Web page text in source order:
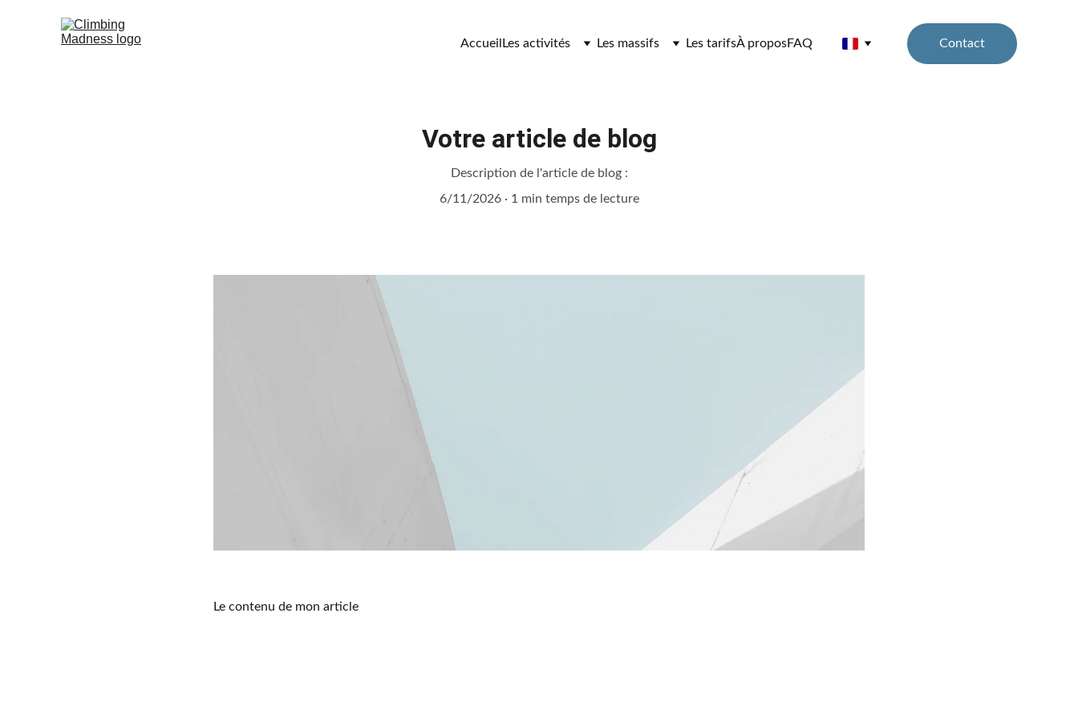
Accueil Les activités Les massifs Les tarifsÀ proposFAQ Contact
Votre article de blog
Description de l'article de blog :
6/11/2026
1 min temps de lecture
Le contenu de mon article